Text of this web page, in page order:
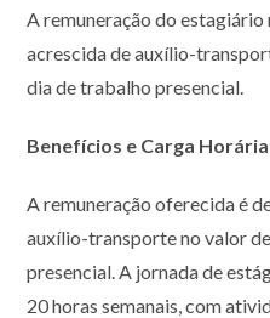
A remuneração do estagiário
acrescida de auxílio-
dia de trabalho presencial.
Benefícios e Carga Horária
A remuneração oferecida é
auxílio-transporte no valor
presencial. A jornada de
20 horas semanais, com